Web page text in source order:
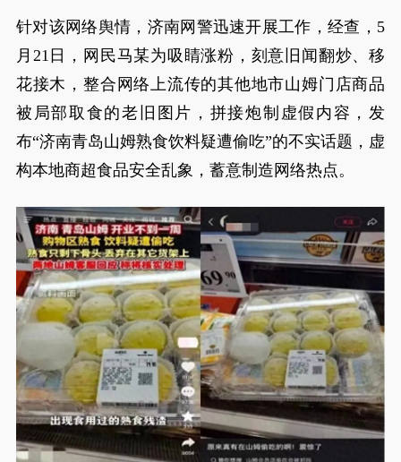
针对该网络舆情，济南网警迅速开展工作，经查，5
月21日，网民马某为吸睛涨粉，刻意旧闻翻炒、移
花接木，整合网络上流传的其他地市山姆门店商品
被局部取食的老旧图片，拼接炮制虚假内容，发
布“济南青岛山姆熟食饮料疑遭偷吃”的不实话题，虚
构本地商超食品安全乱象，蓄意制造网络热点。